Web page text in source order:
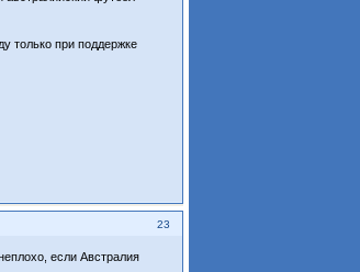
только при поддержке
23
если Австралия